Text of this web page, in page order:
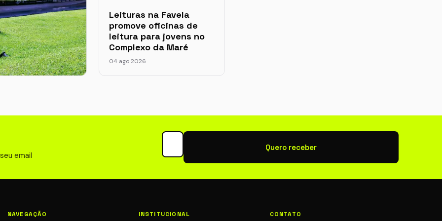
Leituras na Favela
promove oficinas de
leitura para jovens no
Complexo da Maré
04 ago 2026
email
Seu email para newsletter
Quero receber
NAVEGAÇÃO INSTITUCIONAL CONTATO